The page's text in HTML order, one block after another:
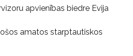
apvienības biedre Evija
amatos starptautiskos